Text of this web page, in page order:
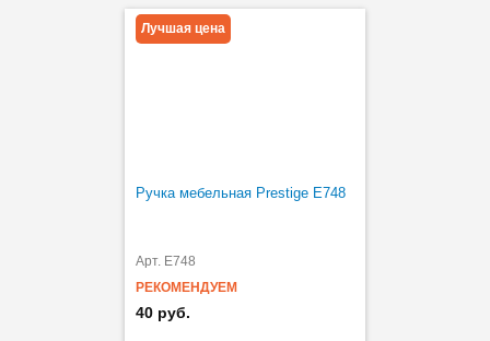
Лучшая цена
Ручка мебельная Prestige Е748
Арт. E748
РЕКОМЕНДУЕМ
40 руб.